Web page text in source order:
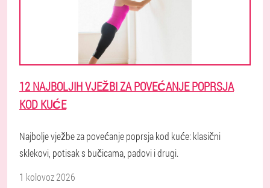
12 NAJBOLJIH VJEŽBI ZA POVEĆANJE POPRSJA
KOD KUĆE
Najbolje vježbe za povećanje poprsja kod kuće: klasični
sklekovi, potisak s bučicama, padovi i drugi.
1 kolovoz 2026